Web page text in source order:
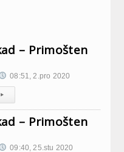
– Primošten
08:51, 2.pro 2020
▸
– Primošten
09:40, 25.stu 2020